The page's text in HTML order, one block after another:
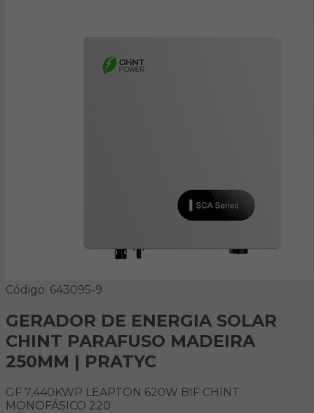
Código: 643095-9
GERADOR DE ENERGIA SOLAR
CHINT PARAFUSO MADEIRA
250MM | PRATYC
GF 7,440KWP LEAPTON 620W BIF CHINT
MONOFÁSICO 220